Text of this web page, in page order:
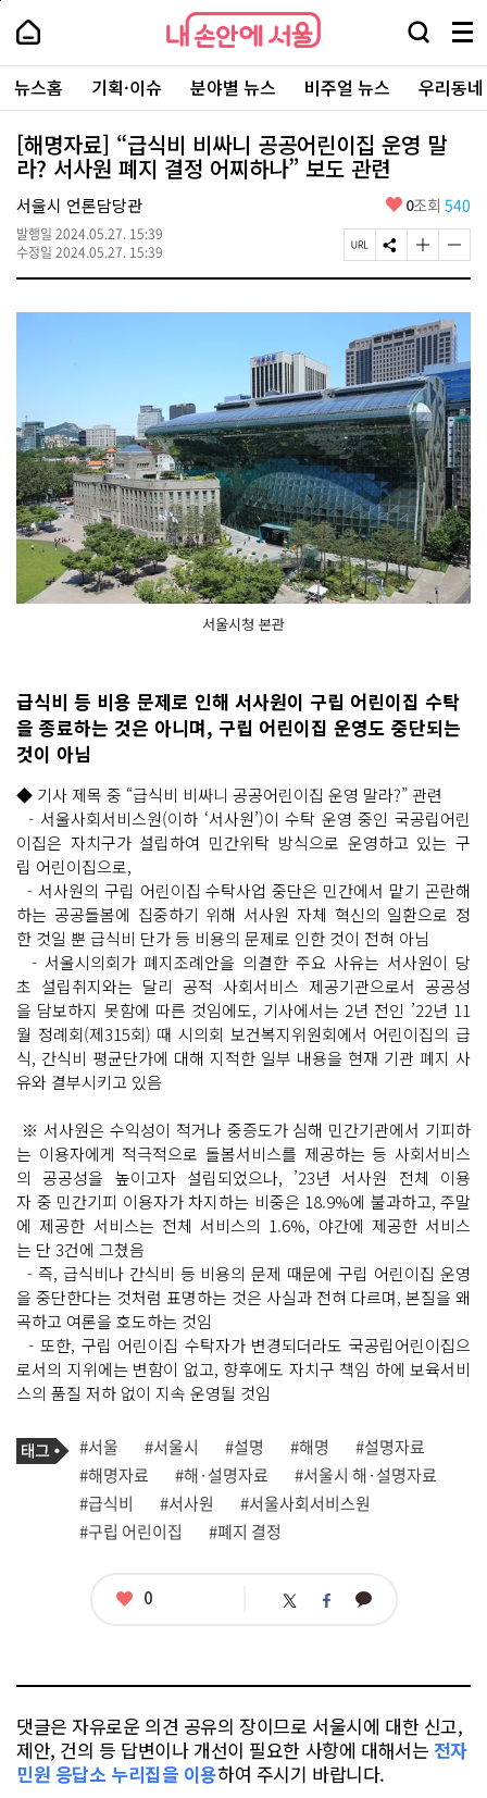
본
로
가
내
손
안
에
서
울
-
서
울
시
대
표
소
통
포
내
손
에
울
검
창
열
기
메
뉴
전
체
보
주
요
서
뉴스홈 기획·이슈 분야별 뉴스 비주얼 뉴스 우리동
[해명자료] “급식비 비싸니 공공어린이집 운영 말
라? 서사원 폐지 결정 어찌하나” 보도 관련
서울시 언론담당관
발행일 2024.05.27. 15:39
수정일 2024.05.27. 15:39
좋
요
0조회 540
페
이
U
L
복
사
S
N
공
유
하
기
글
자
기
크
게
변
경
하
기
글
자
기
작
게
변
경
하
기
서울시청 본관
급식비 등 비용 문제로 인해 서사원이 구립 어린이집 수탁
을 종료하는 것은 아니며, 구립 어린이집 운영도 중단되는
것이 아님
◆ 기사 제목 중 “급식비 비싸니 공공어린이집 운영 말라?” 관련
- 서울사회서비스원(이하 ‘서사원’)이 수탁 운영 중인 국공립어린
이집은 자치구가 설립하여 민간위탁 방식으로 운영하고 있는 구
립 어린이집으로,
- 서사원의 구립 어린이집 수탁사업 중단은 민간에서 맡기 곤란해
하는 공공돌봄에 집중하기 위해 서사원 자체 혁신의 일환으로 정
한 것일 뿐 급식비 단가 등 비용의 문제로 인한 것이 전혀 아님
- 서울시의회가 폐지조례안을 의결한 주요 사유는 서사원이 당
초 설립취지와는 달리 공적 사회서비스 제공기관으로서 공공성
을 담보하지 못함에 따른 것임에도, 기사에서는 2년 전인 ’22년 11
월 정례회(제315회) 때 시의회 보건복지위원회에서 어린이집의 급
식, 간식비 평균단가에 대해 지적한 일부 내용을 현재 기관 폐지 사
유와 결부시키고 있음
※ 서사원은 수익성이 적거나 중증도가 심해 민간기관에서 기피하
는 이용자에게 적극적으로 돌봄서비스를 제공하는 등 사회서비스
의 공공성을 높이고자 설립되었으나, ’23년 서사원 전체 이용
자 중 민간기피 이용자가 차지하는 비중은 18.9%에 불과하고, 주말
에 제공한 서비스는 전체 서비스의 1.6%, 야간에 제공한 서비스
는 단 3건에 그쳤음
- 즉, 급식비나 간식비 등 비용의 문제 때문에 구립 어린이집 운영
을 중단한다는 것처럼 표명하는 것은 사실과 전혀 다르며, 본질을 왜
곡하고 여론을 호도하는 것임
- 또한, 구립 어린이집 수탁자가 변경되더라도 국공립어린이집으
로서의 지위에는 변함이 없고, 향후에도 자치구 책임 하에 보육서비
스의 품질 저하 없이 지속 운영될 것임
기
사
관
련
태
그
태
그
#서울 #서울시 #설명 #해명
#설명자료
#해명자료
#해·설명자료
#서울시 해·설명자료
#급식비
#서사원
#서울사회서비스원
#구립 어린이집
#폐지 결정
좋
0 트 페 카
댓글은 자유로운 의견 공유의 장이므로 서울시에 대한 신고,
제안, 건의 등 답변이나 개선이 필요한 사항에 대해서는 전자
민원 응답소 누리집을 이용하여 주시기 바랍니다.
페
상
단
로